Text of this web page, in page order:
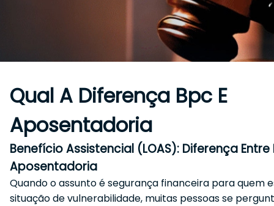
Qual A Diferença Bpc E
Aposentadoria
Benefício Assistencial (LOAS): Diferença Entre
Aposentadoria
Quando o assunto é segurança financeira para quem
situação de vulnerabilidade, muitas pessoas se